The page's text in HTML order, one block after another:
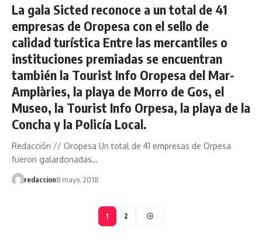
La gala Sicted reconoce a un total de 41
empresas de Oropesa con el sello de
calidad turística Entre las mercantiles o
instituciones premiadas se encuentran
también la Tourist Info Oropesa del Mar-
Amplàries, la playa de Morro de Gos, el
Museo, la Tourist Info Orpesa, la playa de la
Concha y la Policía Local.
Redacción // Oropesa Un total de 41 empresas de Orpesa
fueron galardonadas…
redaccion8 mayo, 2018
1 2